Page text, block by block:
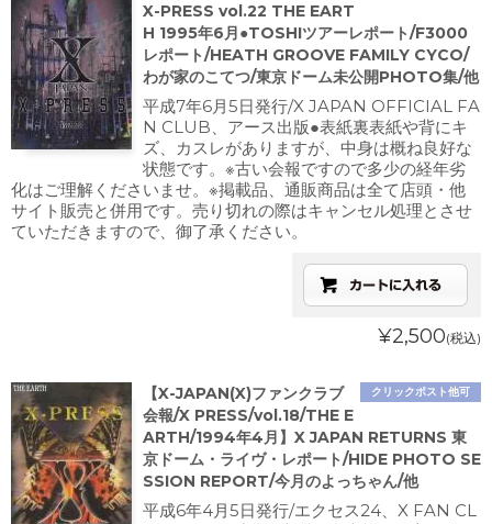
X-PRESS vol.22 THE EART
H 1995年6月●TOSHIツアーレポート/F3000
レポート/HEATH GROOVE FAMILY CYCO/
わが家のこてつ/東京ドーム未公開PHOTO集/他
平成7年6月5日発行/X JAPAN OFFICIAL FA
N CLUB、アース出版●表紙裏表紙や背にキ
ズ、カスレがありますが、中身は概ね良好な
状態です。※古い会報ですので多少の経年劣
化はご理解くださいませ。※掲載品、通販商品は全て店頭・他
サイト販売と併用です。売り切れの際はキャンセル処理とさせ
ていただきますので、御了承ください。
¥2,500(税込)
クリックポスト他可
【X-JAPAN(X)ファンクラブ
会報/X PRESS/vol.18/THE E
ARTH/1994年4月】X JAPAN RETURNS 東
京ドーム・ライヴ・レポート/HIDE PHOTO SE
SSION REPORT/今月のよっちゃん/他
平成6年4月5日発行/エクセス24、X FAN CL